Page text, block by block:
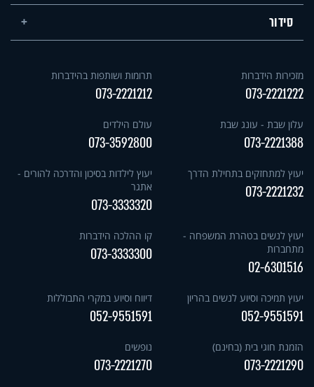
סידור
מזכירות הידברות
073-2221222
תרומות ושותפות בהידברות
073-2221212
עלון שבת - עונג שבת
073-2221388
עולם הילדים
073-3592800
יעוץ למתחזקים בתחילת הדרך
073-2221232
יעוץ לילדות בסיכון והדרכה להורים -
אתגר
073-3333320
יעוץ לנשים בטהרת המשפחה -
מתחברות
02-6301516
קו ההלכה הידברות
073-3333300
יעוץ תמיכה וסיוע לנשים בהריון
052-9551591
דיווח וסיוע במקרי התבוללות
052-9551591
הזמנת חוגי בית (בחינם)
073-2221290
נופשים
073-2221270